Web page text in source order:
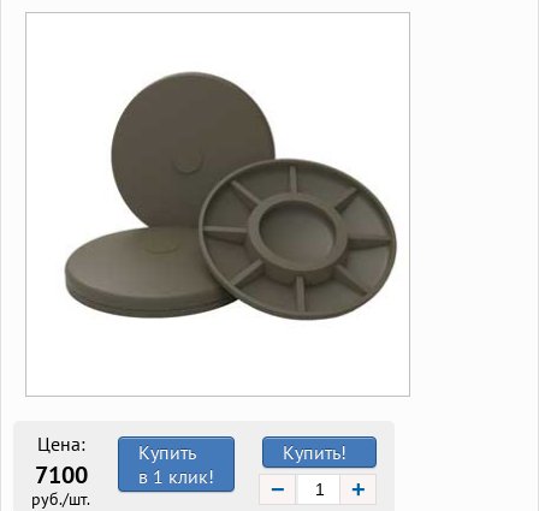
Цена:
7100
руб./шт.
Купить!
− +
Купить
в 1 клик!